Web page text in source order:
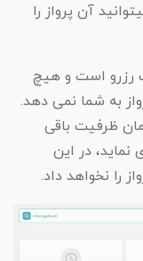
آن پرواز را
رزرو است و هیچ
به شما نمی دهد.
ظرفیت باقی
نماید، در این
را نخواهد داد.